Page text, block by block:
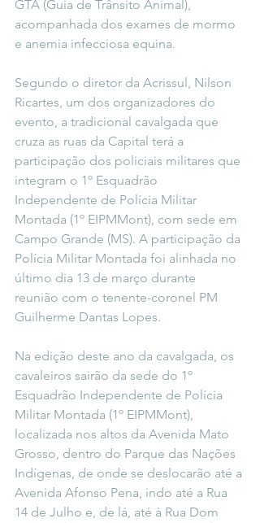
GTA (Guia de Trânsito Animal),
acompanhada dos exames de mormo
e anemia infecciosa equina.
Segundo o diretor da Acrissul, Nilson
Ricartes, um dos organizadores do
evento, a tradicional cavalgada que
cruza as ruas da Capital terá a
participação dos policiais militares que
integram o 1º Esquadrão
Independente de Polícia Militar
Montada (1º EIPMMont), com sede em
Campo Grande (MS). A participação da
Polícia Militar Montada foi alinhada no
último dia 13 de março durante
reunião com o tenente-coronel PM
Guilherme Dantas Lopes.
Na edição deste ano da cavalgada, os
cavaleiros sairão da sede do 1º
Esquadrão Independente de Polícia
Militar Montada (1º EIPMMont),
localizada nos altos da Avenida Mato
Grosso, dentro do Parque das Nações
Indígenas, de onde se deslocarão até a
Avenida Afonso Pena, indo até a Rua
14 de Julho e, de lá, até à Rua Dom